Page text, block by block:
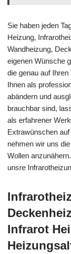
Sie haben jeden
Heizung,
Wandheizung,
eigenen Wünsche
die genau auf
Ihnen als
abändern und
brauchbar sind,
als erfahrener
Extrawünschen
nehmen wir uns
Wollen
unsre
Infrarot